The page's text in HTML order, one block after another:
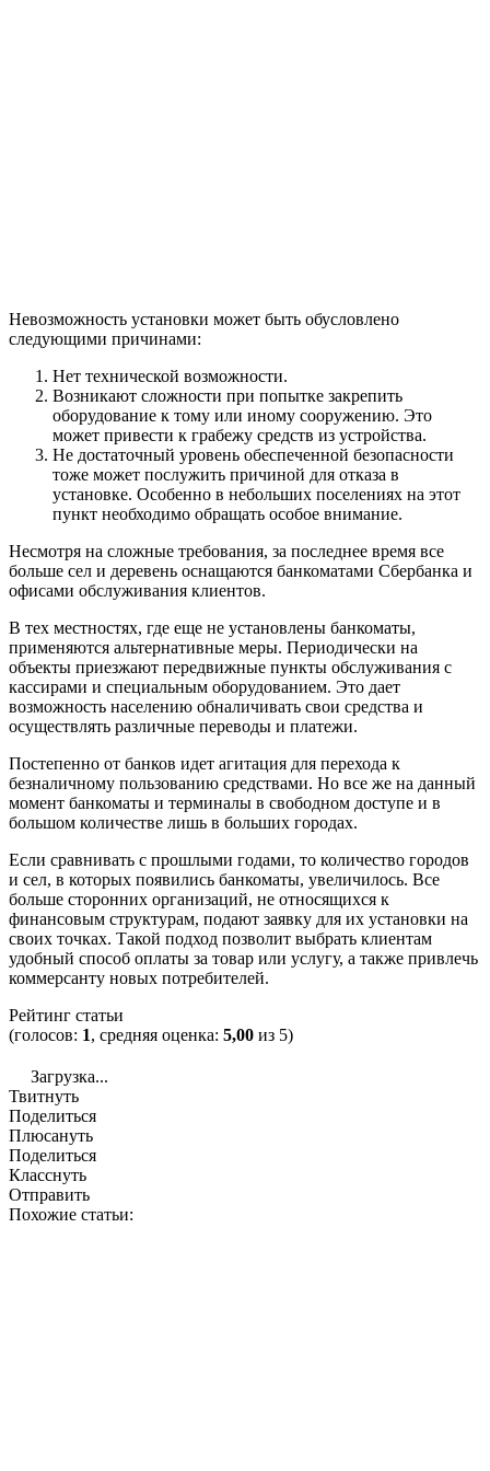
Невозможность установки может быть обусловлено
следующими причинами:
Нет технической возможности.
Возникают сложности при попытке закрепить
оборудование к тому или иному сооружению. Это
может привести к грабежу средств из устройства.
Не достаточный уровень обеспеченной безопасности
тоже может послужить причиной для отказа в
установке. Особенно в небольших поселениях на этот
пункт необходимо обращать особое внимание.
Несмотря на сложные требования, за последнее время все
больше сел и деревень оснащаются банкоматами Сбербанка и
офисами обслуживания клиентов.
В тех местностях, где еще не установлены банкоматы,
применяются альтернативные меры. Периодически на
объекты приезжают передвижные пункты обслуживания с
кассирами и специальным оборудованием. Это дает
возможность населению обналичивать свои средства и
осуществлять различные переводы и платежи.
Постепенно от банков идет агитация для перехода к
безналичному пользованию средствами. Но все же на данный
момент банкоматы и терминалы в свободном доступе и в
большом количестве лишь в больших городах.
Если сравнивать с прошлыми годами, то количество городов
и сел, в которых появились банкоматы, увеличилось. Все
больше сторонних организаций, не относящихся к
финансовым структурам, подают заявку для их установки на
своих точках. Такой подход позволит выбрать клиентам
удобный способ оплаты за товар или услугу, а также привлечь
коммерсанту новых потребителей.
Рейтинг статьи
(голосов: 1, средняя оценка: 5,00 из 5)
Загрузка...
Твитнуть
Поделиться
Плюсануть
Поделиться
Класснуть
Отправить
Похожие статьи: